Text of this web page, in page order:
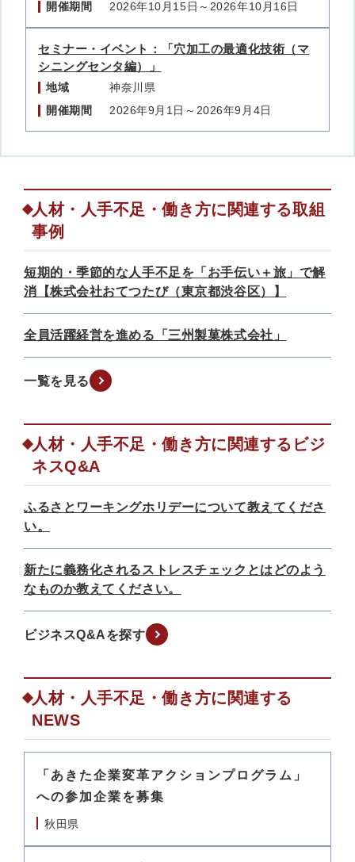
開催期間 2026年10月15日～2026年10月16日
セミナー・イベント：「穴加工の最適化技術（マ
シニングセンタ編）」
地域
神奈川県
開催期間
2026年9月1日～2026年9月4日
人材・人手不足・働き方に関連する取組
事例
短期的・季節的な人手不足を「お手伝い＋旅」で解
消【株式会社おてつたび（東京都渋谷区）】
全員活躍経営を進める「三州製菓株式会社」
一覧を見る
人材・人手不足・働き方に関連するビジ
ネスQ&A
ふるさとワーキングホリデーについて教えてくださ
い。
新たに義務化されるストレスチェックとはどのよう
なものか教えてください。
ビジネスQ&Aを探す
人材・人手不足・働き方に関連する
NEWS
「あきた企業変革アクションプログラム」
への参加企業を募集
秋田県